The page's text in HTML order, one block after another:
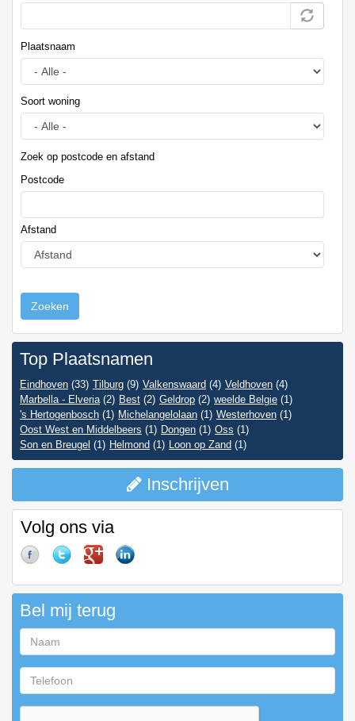
Plaatsnaam
Soort woning
Zoek op postcode en afstand
Postcode
Afstand
Zoeken
Top Plaatsnamen
Eindhoven (33) Tilburg (9) Valkenswaard (4) Veldhoven (4)
Marbella - Elveria (2) Best (2) Geldrop (2) weelde Belgie (1)
's Hertogenbosch (1) Michelangelolaan (1) Westerhoven (1)
Oost West en Middelbeers (1) Dongen (1) Oss (1)
Son en Breugel (1) Helmond (1) Loon op Zand (1)
Inschrijven
Volg ons via
Bel mij terug
Naam
Telefoon